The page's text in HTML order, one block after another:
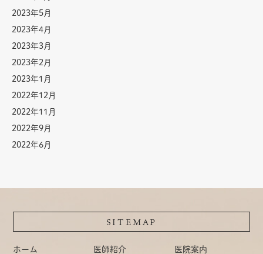
2023年5月
2023年4月
2023年3月
2023年2月
2023年1月
2022年12月
2022年11月
2022年9月
2022年6月
SITEMAP
ホーム 医師紹介
医院案内